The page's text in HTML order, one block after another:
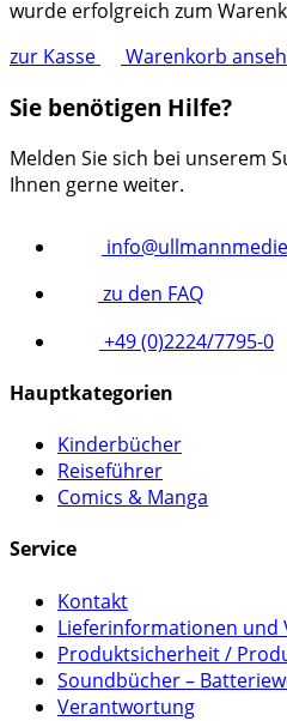
wurde erfolgreich zum
zur Kasse
Warenkorb
Sie benötigen Hilfe?
Melden Sie sich bei unserem
Ihnen gerne weiter.
zu den FAQ
+49 (0)2224/7795-0
Hauptkategorien
Kinderbücher
Reiseführer
Comics & Manga
Service
Kontakt
Lieferinformationen und
Produktsicherheit /
Soundbücher –
Verantwortung